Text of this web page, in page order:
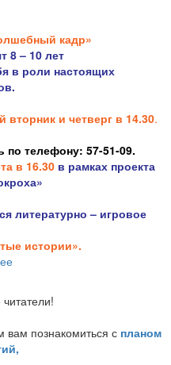
кадр»
8 – 10 лет
в роли настоящих
и четверг в 14.30.
по телефону: 57-51-09.
в 16.30 в рамках проекта
литературно – игровое
истории».
вам познакомиться с планом
,